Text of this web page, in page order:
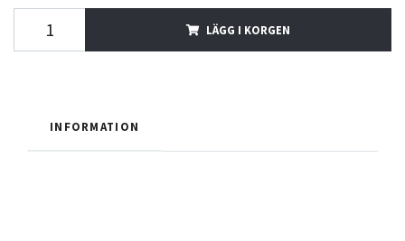
LÄGG I KORGEN
INFORMATION